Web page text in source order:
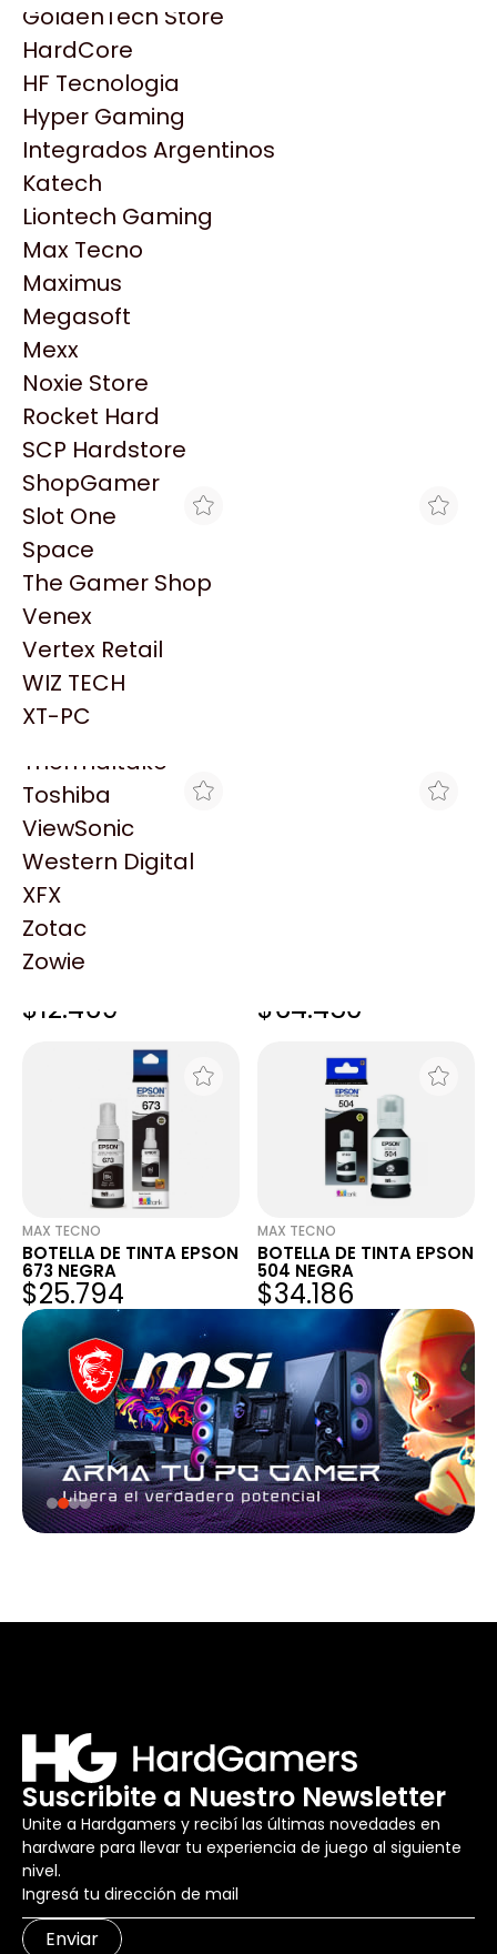
HP
HyperX
INNO3D
Intel
Kingston
Lenovo
Logitech
MSI
NVIDIA GeForce
NZXT
PNY
Palit
Philips
PowerColor
Razer
Redragon
Samsung
Sandisk
Sapphire
Seagate
Sentey
Solarmax
Thermaltake
Toshiba
ViewSonic
Western Digital
XFX
Zotac
Zowie
GoldenTech Store
HardCore
HF Tecnologia
Hyper Gaming
Integrados Argentinos
Katech
Liontech Gaming
Max Tecno
Maximus
Megasoft
Mexx
Noxie Store
Rocket Hard
SCP Hardstore
ShopGamer
Slot One
Space
The Gamer Shop
Venex
Vertex Retail
WIZ TECH
XT-PC
Productos
Similares
Explorá más productos similares
TRYHARDWARE
CINTA EPSON NEGRO
$3.979
CINTA EPSON NEGRO
$12.469 $64.450
MAX TECNO
BOTELLA DE TINTA EPSON
673 NEGRA
$25.794
MAX TECNO
BOTELLA DE TINTA EPSON
504 NEGRA
$34.186
Suscribite a Nuestro Newsletter
Unite a Hardgamers y recibí las últimas novedades en
hardware para llevar tu experiencia de juego al siguiente
nivel.
Enviar